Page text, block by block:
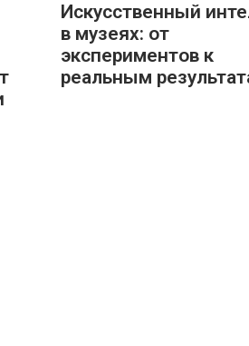
Искусственный
в музеях: от
экспериментов к
реальным